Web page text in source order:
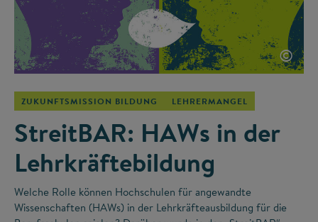
©
ZUKUNFTSMISSION BILDUNG LEHRERMANGEL
StreitBAR: HAWs in der
Lehrkräftebildung
Welche Rolle können Hochschulen für angewandte
Wissenschaften (HAWs) in der Lehrkräfteausbildung für die